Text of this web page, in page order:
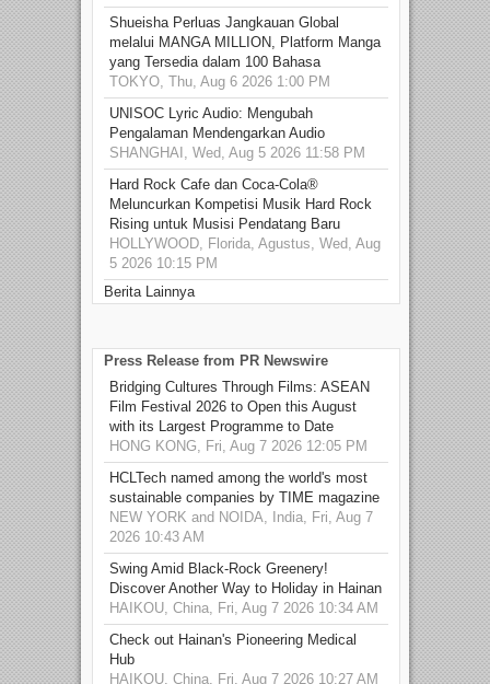
Shueisha Perluas Jangkauan Global
melalui MANGA MILLION, Platform Manga
yang Tersedia dalam 100 Bahasa
TOKYO, Thu, Aug 6 2026 1:00 PM
UNISOC Lyric Audio: Mengubah
Pengalaman Mendengarkan Audio
SHANGHAI, Wed, Aug 5 2026 11:58 PM
Hard Rock Cafe dan Coca-Cola®
Meluncurkan Kompetisi Musik Hard Rock
Rising untuk Musisi Pendatang Baru
HOLLYWOOD, Florida, Agustus, Wed, Aug
5 2026 10:15 PM
Berita Lainnya
Press Release from PR Newswire
Bridging Cultures Through Films: ASEAN
Film Festival 2026 to Open this August
with its Largest Programme to Date
HONG KONG, Fri, Aug 7 2026 12:05 PM
HCLTech named among the world's most
sustainable companies by TIME magazine
NEW YORK and NOIDA, India, Fri, Aug 7
2026 10:43 AM
Swing Amid Black‑Rock Greenery!
Discover Another Way to Holiday in Hainan
HAIKOU, China, Fri, Aug 7 2026 10:34 AM
Check out Hainan's Pioneering Medical
Hub
HAIKOU, China, Fri, Aug 7 2026 10:27 AM